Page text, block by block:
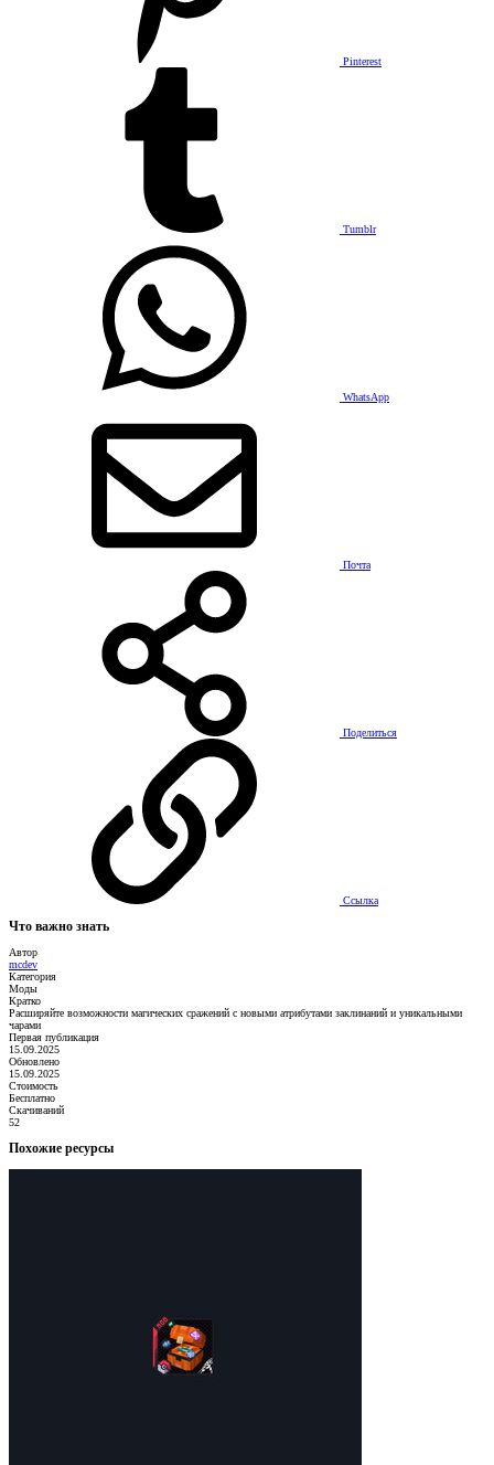
Pinterest
Tumblr
WhatsApp
Почта
Поделиться
Ссылка
Что важно знать
Автор
mcdev
Категория
Моды
Кратко
Расширяйте возможности магических сражений с новыми атрибутами заклинаний и уникальными
чарами
Первая публикация
15.09.2025
Обновлено
15.09.2025
Стоимость
Бесплатно
Скачиваний
52
Похожие ресурсы